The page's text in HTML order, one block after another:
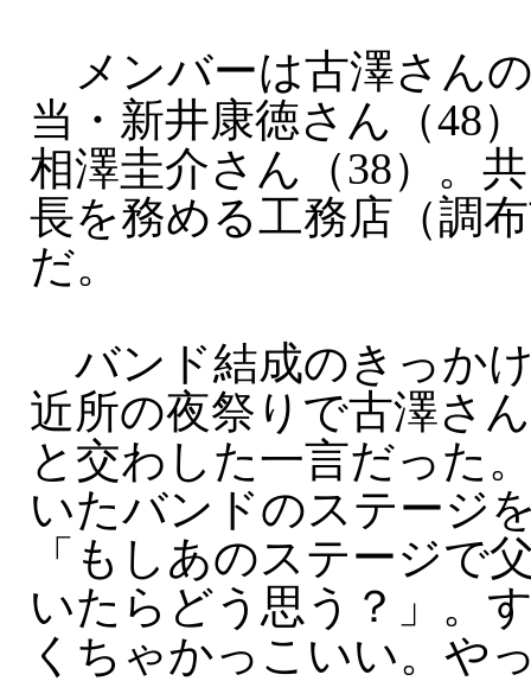
メンバーは古澤さん
当・新井康徳さん（48
相澤圭介さん（38）。
長を務める工務店（調
だ。
バンド結成のきっか
近所の夜祭りで古澤さ
と交わした一言だった
いたバンドのステージ
「もしあのステージで
いたらどう思う？」。
くちゃかっこいい。や